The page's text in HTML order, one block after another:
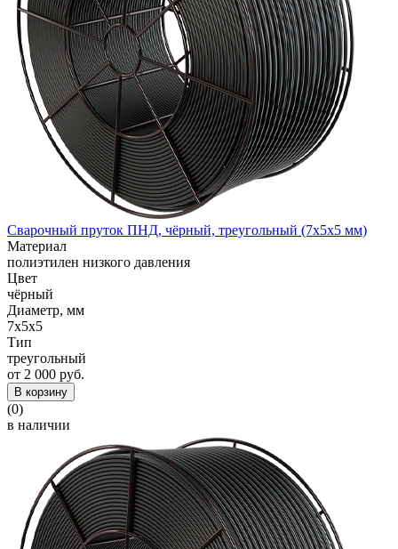
Сварочный пруток ПНД, чёрный, треугольный (7x5x5 мм)
Материал
полиэтилен низкого давления
Цвет
чёрный
Диаметр, мм
7x5x5
Тип
треугольный
от 2 000 руб.
В корзину
(0)
в наличии